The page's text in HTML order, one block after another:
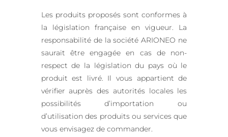
Les produits proposés sont conformes à
la législation française en vigueur. La
responsabilité de la société ARIONEO ne
saurait être engagée en cas de non-
respect de la législation du pays où le
produit est livré. Il vous appartient de
vérifier auprès des autorités locales les
possibilités d’importation ou
d’utilisation des produits ou services que
vous envisagez de commander.